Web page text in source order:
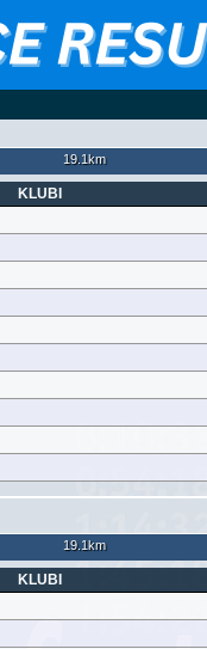
19.1km
KLUBI
19.1km
KLUBI